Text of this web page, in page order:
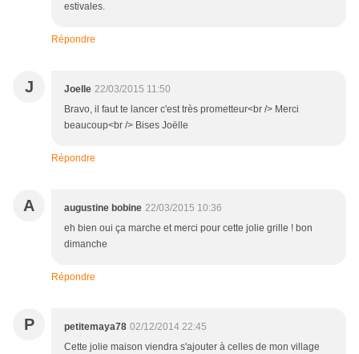
estivales.
Répondre
J Joelle 22/03/2015 11:50
Bravo, il faut te lancer c'est très prometteur<br /> Merci
beaucoup<br /> Bises Joëlle
Répondre
A augustine bobine 22/03/2015 10:36
eh bien oui ça marche et merci pour cette jolie grille ! bon
dimanche
Répondre
P petitemaya78 02/12/2014 22:45
Cette jolie maison viendra s'ajouter à celles de mon village